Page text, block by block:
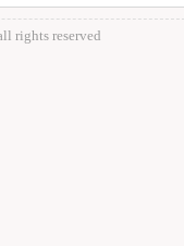
rights reserved